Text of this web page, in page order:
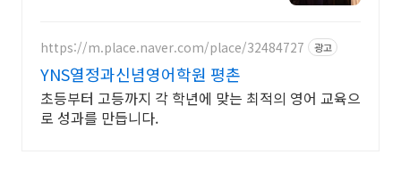
https://m.place.naver.com/place/32484727 광고
YNS열정과신념영어학원 평촌
초등부터 고등까지 각 학년에 맞는 최적의 영어 교육으
로 성과를 만듭니다.